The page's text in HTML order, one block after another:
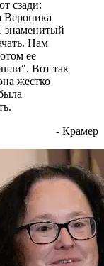
сзади:
Вероника
знаменитый
Нам
ее
Вот так
жестко
- Крамер